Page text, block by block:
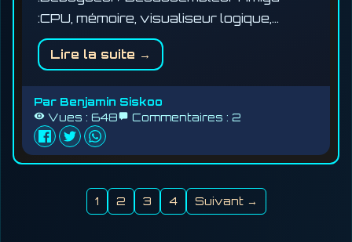
:CPU, mémoire, visualiseur logique,…
Lire la suite →
Par Benjamin Siskoo
Vues : 648 Commentaires : 2
1 2 3 4 Suivant →